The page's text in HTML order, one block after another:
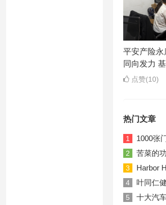
平安产险永
同向发力
点赞(10)
热门文章
1 1000张
2 苦菜的
3 Harbor
4 叶同仁
5 十大汽